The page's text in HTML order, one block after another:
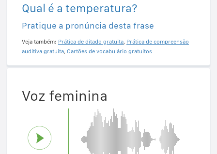
Qual é a temperatura?
Pratique a pronúncia desta frase
Veja também: Prática de ditado gratuita, Prática de compreensão
auditiva gratuita, Cartões de vocabulário gratuitos
Voz feminina